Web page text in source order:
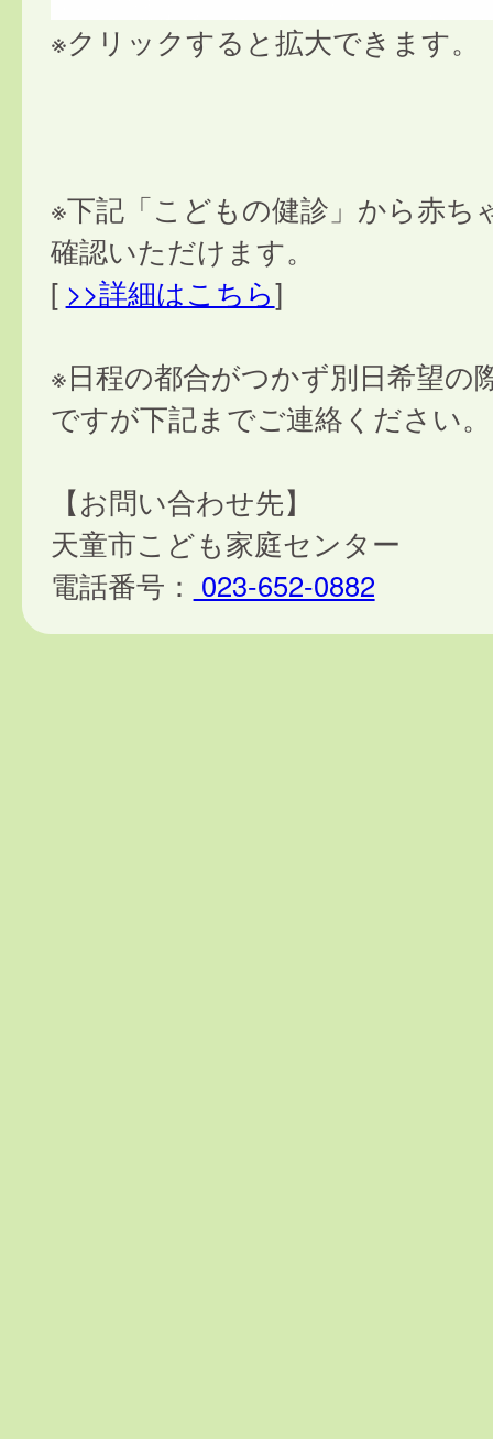
※クリックすると拡大できます。
※下記「こどもの健診」から赤ち
確認いただけます。
[ >>詳細はこちら]
※日程の都合がつかず別日希望の
ですが下記までご連絡ください。
【お問い合わせ先】
天童市こども家庭センター
電話番号： 023-652-0882